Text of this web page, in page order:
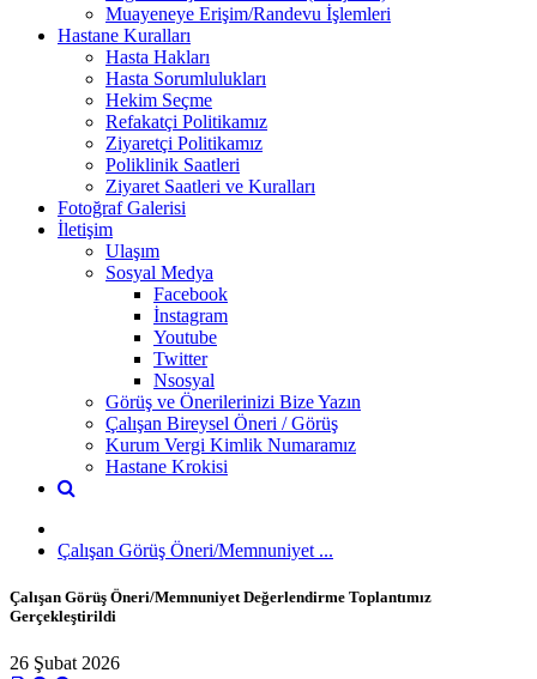
Muayeneye Erişim/Randevu İşlemleri
Hastane Kuralları
Hasta Hakları
Hasta Sorumlulukları
Hekim Seçme
Refakatçi Politikamız
Ziyaretçi Politikamız
Poliklinik Saatleri
Ziyaret Saatleri ve Kuralları
Fotoğraf Galerisi
İletişim
Ulaşım
Sosyal Medya
Facebook
İnstagram
Youtube
Twitter
Nsosyal
Görüş ve Önerilerinizi Bize Yazın
Çalışan Bireysel Öneri / Görüş
Kurum Vergi Kimlik Numaramız
Hastane Krokisi
Çalışan Görüş Öneri/Memnuniyet ...
Çalışan Görüş Öneri/Memnuniyet Değerlendirme Toplantımız
Gerçekleştirildi
26 Şubat 2026